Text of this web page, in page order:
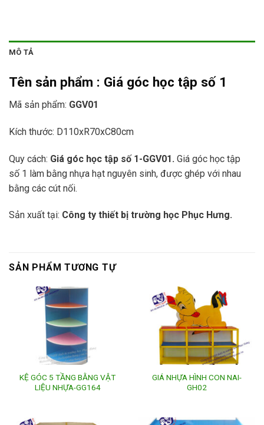
MÔ TẢ
Tên sản phẩm : Giá góc học tập số 1
Mã sản phẩm: GGV01
Kích thước: D110xR70xC80cm
Quy cách: Giá góc học tập số 1-GGV01. Giá góc học tập
số 1 làm bằng nhựa hạt nguyên sinh, được ghép với nhau
bằng các cút nối.
Sản xuất tại: Công ty thiết bị trường học Phục Hưng.
SẢN PHẨM TƯƠNG TỰ
KỆ GÓC 5 TẦNG BẰNG VẬT
LIỆU NHỰA-GG164
GIÁ NHỰA HÌNH CON NAI-
GH02